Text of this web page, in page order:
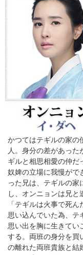
かつてはテギルの家の
人。身分の差があった
ギルと相思相愛の仲だ
奴婢の立場に我慢がで
った兄は、テギルの家
し、オンニョンは兄と
「テギルは火事で死ん
思い込んでいた為、テ
思い出を胸に生きてい
する。両班の身分を買
の離れた両班貴族と結